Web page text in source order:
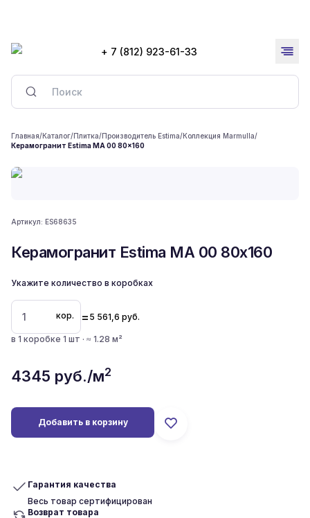
+ 7 (812) 923-61-33
Главная/Каталог/Плитка/Производитель Estima/Коллекция Marmulla/
Керамогранит Estima MA 00 80x160
Артикул: ES68635
Керамогранит Estima MA 00 80x160
Укажите количество в коробках
кор. = 5 561,6 руб.
в 1 коробке 1 шт · ≈ 1.28 м²
4345 руб./м2
Добавить в корзину
Гарантия качества
Весь товар сертифицирован
Возврат товара